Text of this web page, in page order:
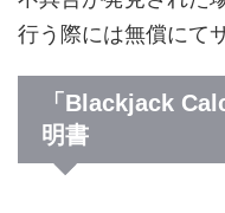
行う際には無償にて
「Blackjack
明書